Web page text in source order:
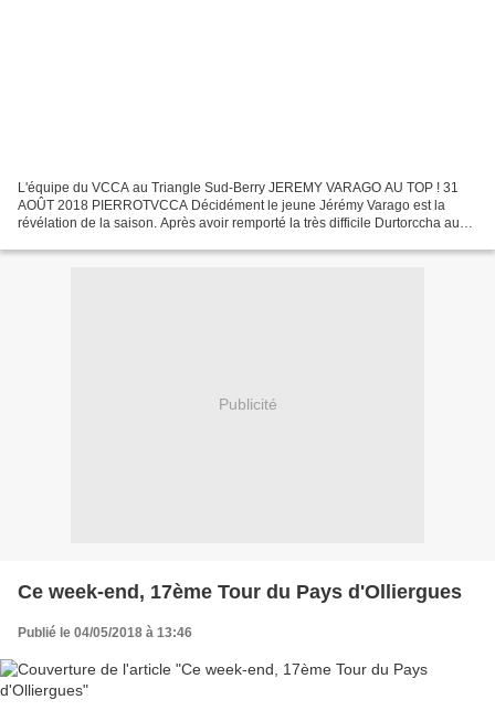
L'équipe du VCCA au Triangle Sud-Berry JEREMY VARAGO AU TOP ! 31
AOÛT 2018 PIERROTVCCA Décidément le jeune Jérémy Varago est la
révélation de la saison. Après avoir remporté la très difficile Durtorccha au
Publicité
Ce week-end, 17ème Tour du Pays d'Olliergues
Publié le 04/05/2018 à 13:46